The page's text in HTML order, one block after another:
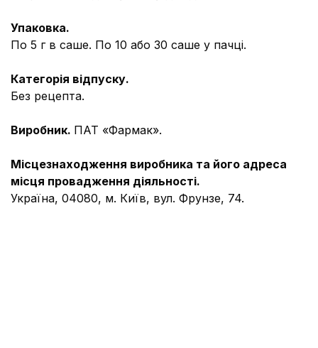
Упаковка.
По 5 г в саше. По 10 або 30 саше у пачці.
Категорія відпуску.
Без рецепта.
Виробник. ПАТ «Фармак».
Місцезнаходження виробника та його адреса
місця провадження діяльності.
Україна, 04080, м. Київ, вул. Фрунзе, 74.